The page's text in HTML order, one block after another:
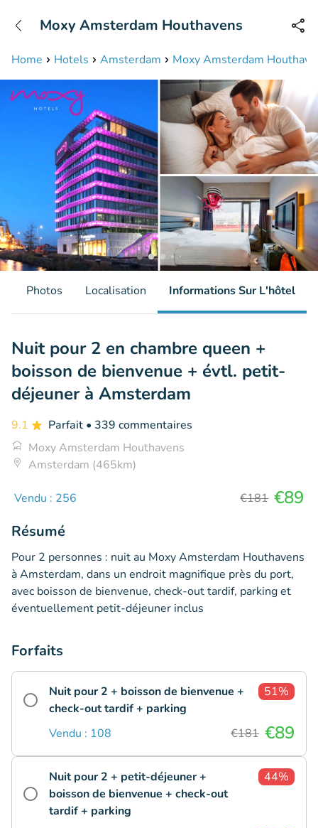
Disponible jusqu'à 23:00 heures
Home Hotels Amsterdam Moxy Amsterdam
Moxy Amsterdam Houthavens
Photos Localisation Informations Sur L'hôtel
Nuit pour 2 en chambre queen +
boisson de bienvenue + évtl. petit-
déjeuner à Amsterdam
9.1 Parfait • 339 commentaires
Moxy Amsterdam Houthavens
Amsterdam (465km)
Vendu : 256 €181 €89
Résumé
Pour 2 personnes : nuit au Moxy Amsterdam Houthavens
à Amsterdam, dans un endroit magnifique près du port,
avec boisson de bienvenue, check-out tardif, parking et
éventuellement petit-déjeuner inclus
Forfaits
Nuit pour 2 + boisson de bienvenue +
check-out tardif + parking
51%
Vendu : 108 €181 €89
Nuit pour 2 + petit-déjeuner +
boisson de bienvenue + check-out
tardif + parking
44%